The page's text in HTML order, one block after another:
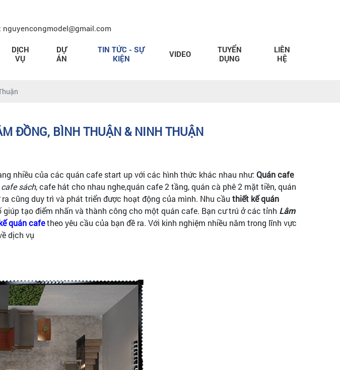
nguyencongmodel@gmail.com
DỊCH
VỤ
DỰ
ÁN
TIN TỨC - SỰ
KIỆN
VIDEO
TUYỂN
DỤNG
LIÊN
HỆ
ĐỒNG, BÌNH THUẬN & NINH THUẬN
nhiều của các quán cafe start up với các hình thức khác nhau như: Quán cafe
cafe sách, cafe hát cho nhau nghe,quán cafe 2 tầng, quán cà phê 2 mặt tiền, quán
cũng duy trì và phát triển được hoạt động của mình. Nhu cầu thiết kế quán
tạo điểm nhấn và thành công cho một quán cafe. Bạn cư trú ở các tỉnh Lâm
quán cafetheo yêu cầu của bạn đề ra. Với kinh nghiệm nhiều năm trong lĩnh vực
dịch vụ